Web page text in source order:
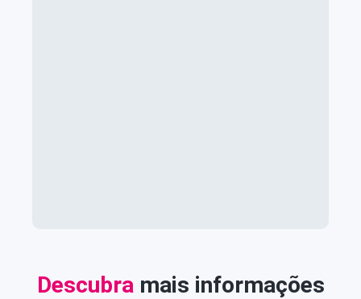
Descubra mais informações